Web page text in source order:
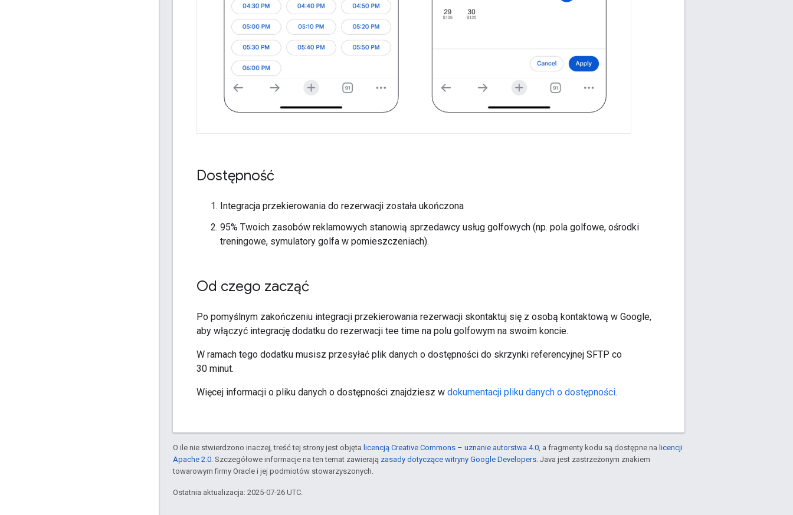
Dostępność
Integracja przekierowania do rezerwacji została ukończona
95% Twoich zasobów reklamowych stanowią sprzedawcy usług golfowych (np. pola golfowe, ośrodki
treningowe, symulatory golfa w pomieszczeniach).
Od czego zacząć
Po pomyślnym zakończeniu integracji przekierowania rezerwacji skontaktuj się z osobą kontaktową w Google,
aby włączyć integrację dodatku do rezerwacji tee time na polu golfowym na swoim koncie.
W ramach tego dodatku musisz przesyłać plik danych o dostępności do skrzynki referencyjnej SFTP co
30 minut.
Więcej informacji o pliku danych o dostępności znajdziesz w dokumentacji pliku danych o dostępności.
O ile nie stwierdzono inaczej, treść tej strony jest objęta licencją Creative Commons – uznanie autorstwa 4.0 , a fragmenty kodu są dostępne na licencji
Apache 2.0 . Szczegółowe informacje na ten temat zawierają zasady dotyczące witryny Google Developers . Java jest zastrzeżonym znakiem
towarowym firmy Oracle i jej podmiotów stowarzyszonych.
Ostatnia aktualizacja: 2025-07-26 UTC.